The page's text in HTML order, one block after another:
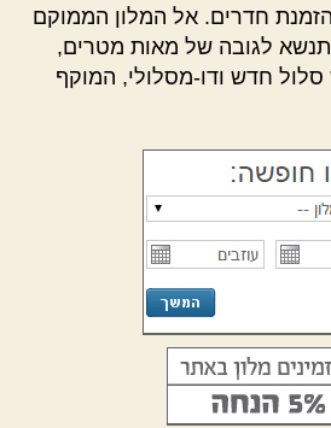
הזמנת חדרים. אל המלון הממוקם
לגובה של מאות מטרים,
סלול חדש ודו-מסלולי, המוקף